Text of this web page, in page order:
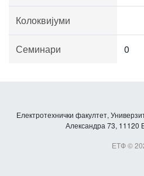
Колоквијуми
Семинари 0
Електротехнички факултет,
Александра 73, 11120
ЕТФ ©